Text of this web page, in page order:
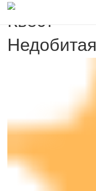
Квест
Недобитая